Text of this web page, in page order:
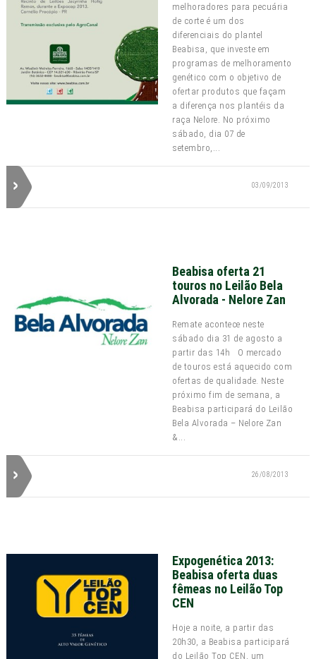
melhoradores para pecuária
de corte é um dos
diferenciais do plantel
Beabisa, que investe em
programas de melhoramento
genético com o objetivo de
ofertar produtos que façam
a diferença nos plantéis da
raça Nelore. No próximo
sábado, dia 07 de
setembro,...
03/09/2013
Beabisa oferta 21
touros no Leilão Bela
Alvorada - Nelore Zan
Remate acontece neste
sábado dia 31 de agosto a
partir das 14h O mercado
de touros está aquecido com
ofertas de qualidade. Neste
próximo fim de semana, a
Beabisa participará do Leilão
Bela Alvorada – Nelore Zan
&...
26/08/2013
Expogenética 2013:
Beabisa oferta duas
fêmeas no Leilão Top
CEN
Hoje a noite, a partir das
20h30, a Beabisa participará
do Leilão Top CEN, um